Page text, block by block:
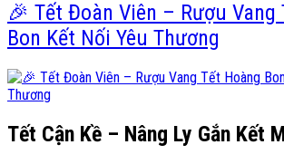
🎉 Tết Đoàn Viên – Rượu Vang
Bon Kết Nối Yêu Thương
Tết Cận Kề – Nâng Ly Gắn Kết